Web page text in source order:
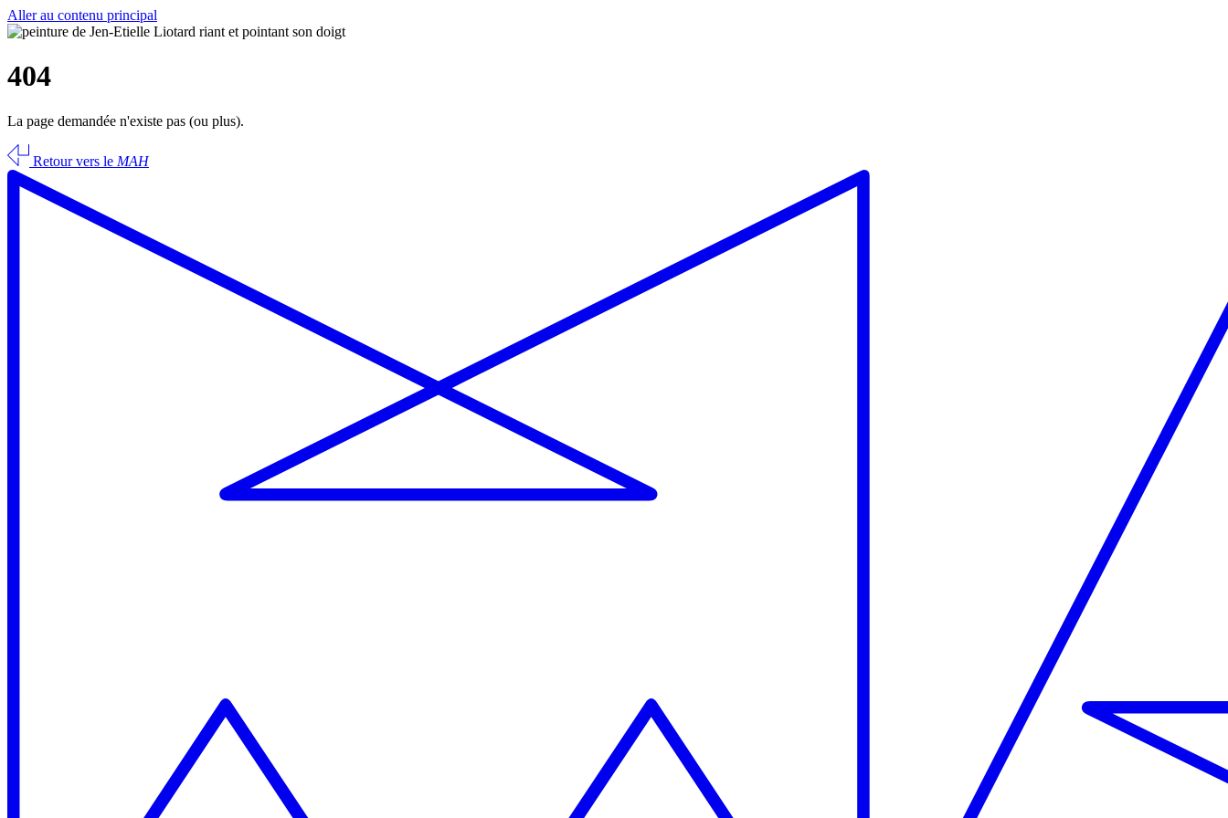
Aller au contenu principal
404
La page demandée n'existe pas (ou plus).
Retour vers le MAH